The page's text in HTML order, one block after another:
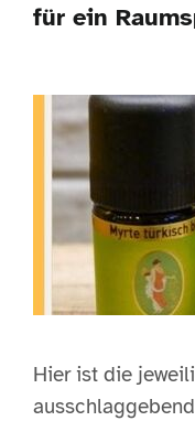
für ein
Hier ist die